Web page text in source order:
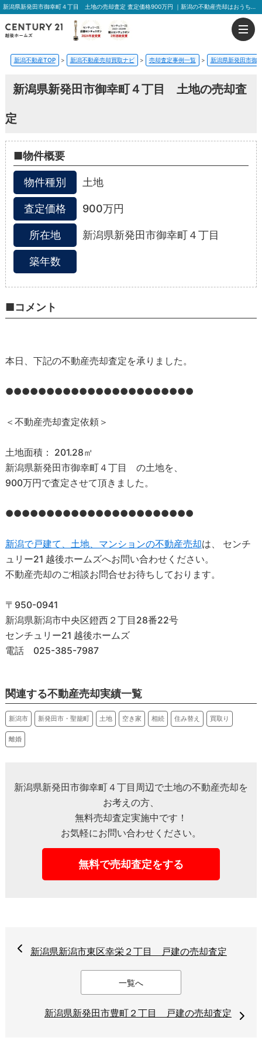
新潟県新発⽥市御幸町４丁⽬ 土地の売却査定 査定価格900万円 ｜新潟の不動産売却はおうちの売却プラス越後ホームズ
新潟不動産TOP > 新潟不動産売却買取ナビ > 売却査定事例一覧 > 新潟県新発⽥市御
新潟県新発⽥市御幸町４丁⽬ 土地の売却査
定
■物件概要
物件種別 土地
査定価格 900万円
所在地 新潟県新発⽥市御幸町４丁⽬
築年数
■コメント
本日、下記の不動産売却査定を承りました。
●●●●●●●●●●●●●●●●●●●●●●●
＜不動産売却査定依頼＞
⼟地⾯積： 201.28㎡
新潟県新発⽥市御幸町４丁⽬ の土地を、
900万円で査定させて頂きました。
●●●●●●●●●●●●●●●●●●●●●●●
新潟で戸建て、土地、マンションの不動産売却は、 センチ
ュリー21 越後ホームズへお問い合わせください。
不動産売却のご相談お問合せお待ちしております。
〒950-0941
新潟県新潟市中央区鐙西２丁目28番22号
センチュリー21 越後ホームズ
電話 025-385-7987
関連する不動産売却実績一覧
新潟市 新発田市・聖籠町 土地 空き家 相続 住み替え 買取り
離婚
新潟県新発⽥市御幸町４丁⽬周辺で土地の不動産売却を
お考えの方、
無料売却査定実施中です！
お気軽にお問い合わせください。
無料で売却査定をする
新潟県新潟市東区幸栄２丁⽬ 戸建の売却査定
一覧へ
新潟県新発⽥市豊町２丁⽬ 戸建の売却査定